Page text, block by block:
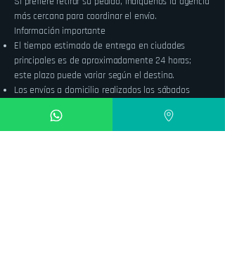
más cercana para coordinar el envío.
Información importante
El tiempo estimado de entrega en ciudades
principales es de aproximadamente 24 horas;
este plazo puede variar según el destino.
Los envíos a domicilio realizados los sábados
recomendamos seleccionar retiro en agencia
antes de las 12h00.